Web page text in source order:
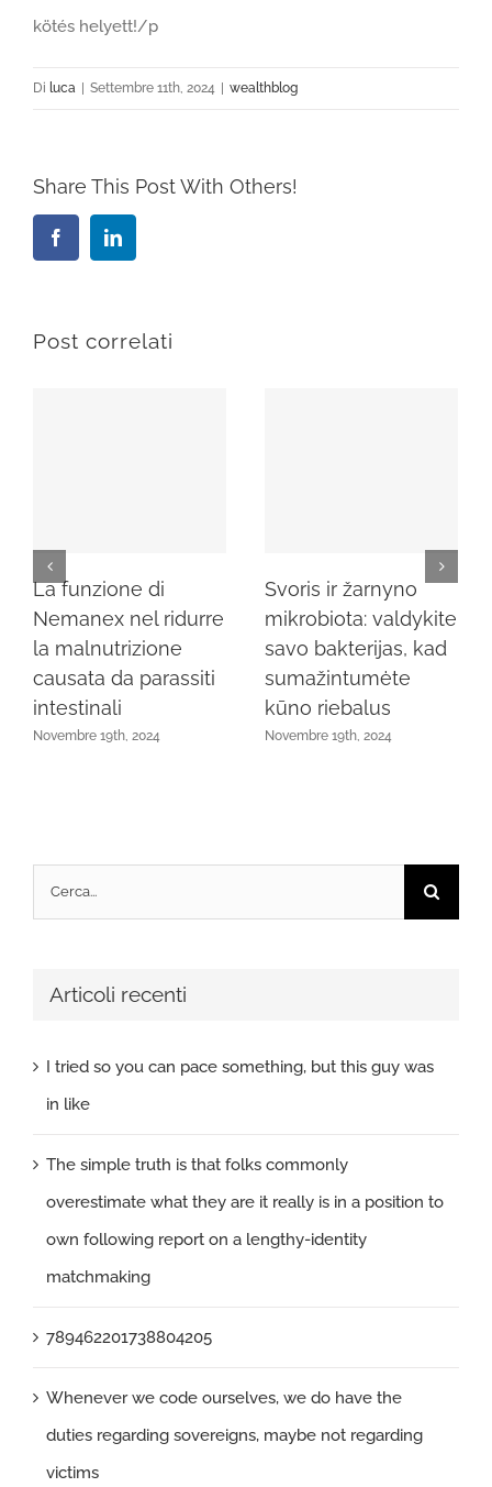
kötés helyett!/p
Di luca | Settembre 11th, 2024 | wealthblog
Share This Post With Others!
FacebookLinkedIn
Post correlati
La funzione di
Nemanex nel ridurre
la malnutrizione
causata da parassiti
intestinali
Novembre 19th, 2024
Svoris ir žarnyno
mikrobiota: valdykite
savo bakterijas, kad
sumažintumėte
kūno riebalus
Novembre 19th, 2024
per:
Articoli recenti
I tried so you can pace something, but this guy was
in like
The simple truth is that folks commonly
overestimate what they are it really is in a position to
own following report on a lengthy-identity
matchmaking
789462201738804205
Whenever we code ourselves, we do have the
duties regarding sovereigns, maybe not regarding
victims